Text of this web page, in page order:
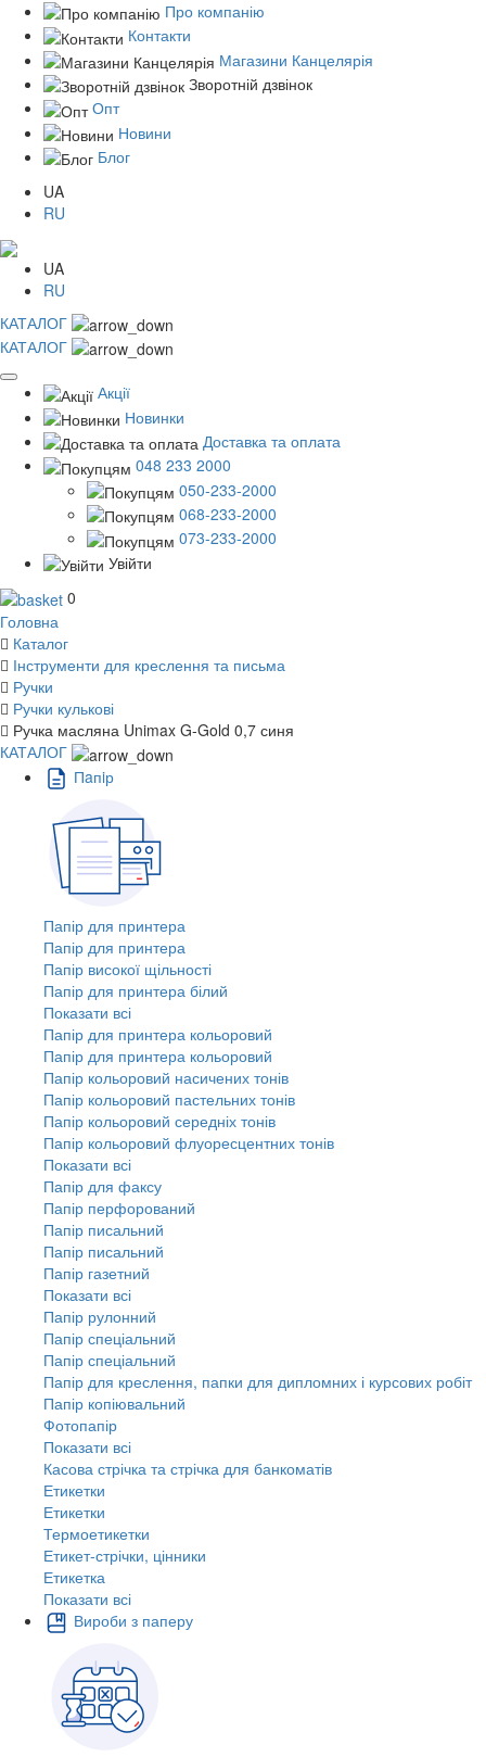
Про компанію
Контакти
Магазини Канцелярія
Зворотній дзвінок
Опт
Новини
Блог
UA
RU
UA
RU
КАТАЛОГ
КАТАЛОГ
Акції
Новинки
Доставка та оплата
048 233 2000
050-233-2000
068-233-2000
073-233-2000
Увійти
0
Головна
Каталог
Інструменти для креслення та письма
Ручки
Ручки кулькові
Ручка масляна Unimax G-Gold 0,7 синя
КАТАЛОГ
Пaпiр
Папір для принтера
Папір для принтера
Папір високої щільності
Папір для принтера білий
Показати всі
Папір для принтера кольоровий
Папір для принтера кольоровий
Папір кольоровий насичених тонів
Папір кольоровий пастельних тонів
Папір кольоровий середніх тонів
Папір кольоровий флуоресцентних тонів
Показати всі
Папір для факсу
Папір перфорований
Папір писальний
Папір писальний
Папір газетний
Показати всі
Папір рулонний
Папір спеціальний
Папір спеціальний
Папір для креслення, папки для дипломних і курсових робіт
Папір копіювальний
Фотопапір
Показати всі
Касова стрічка та стрічка для банкоматів
Етикетки
Етикетки
Термоетикетки
Етикет-стрічки, цінники
Етикетка
Показати всі
Вироби з паперу